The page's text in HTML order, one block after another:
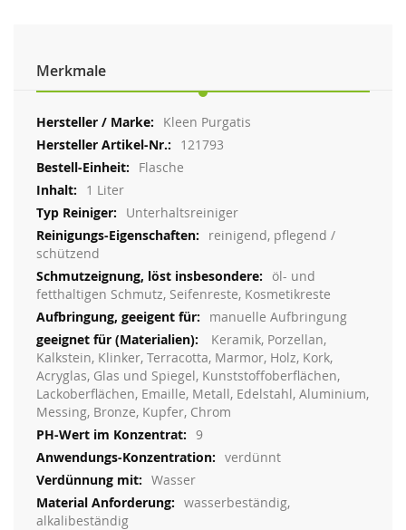
Merkmale
Weitere
Informationen
Kleen Purgatis
121793
Flasche
1 Liter
Unterhaltsreiniger
reinigend, pflegend /
schützend
öl- und
fetthaltigen Schmutz, Seifenreste, Kosmetikreste
manuelle Aufbringung
Keramik, Porzellan,
Kalkstein, Klinker, Terracotta, Marmor, Holz, Kork,
Acryglas, Glas und Spiegel, Kunststoffoberflächen,
Lackoberflächen, Emaille, Metall, Edelstahl, Aluminium,
Messing, Bronze, Kupfer, Chrom
9
verdünnt
Wasser
wasserbeständig,
alkalibeständig